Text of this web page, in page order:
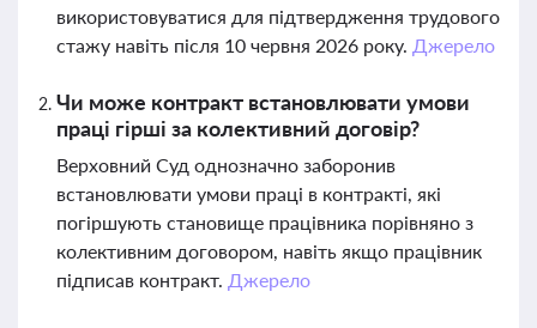
використовуватися для підтвердження трудового
стажу навіть після 10 червня 2026 року. Джерело
Чи може контракт встановлювати умови
праці гірші за колективний договір?
Верховний Суд однозначно заборонив
встановлювати умови праці в контракті, які
погіршують становище працівника порівняно з
колективним договором, навіть якщо працівник
підписав контракт. Джерело